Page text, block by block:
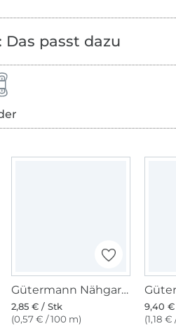
Das passt dazu
Gütermann Nähgarn Toldi, 500 m, weiss
2,85 € / Stk
(0,57 € / 100 m)
9,40
(1,18